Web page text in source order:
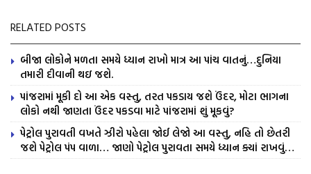
RELATED POSTS
બીજા લોકોને મળતા સમયે ધ્યાન રાખો માત્ર આ પાંચ વાતનું…દુનિયા
તમારી દીવાની થઇ જશે.
પાંજરામાં મૂકી દો આ એક વસ્તુ, તરત પકડાય જશે ઉંદર, મોટા ભાગના
લોકો નથી જાણતા ઉંદર પકડવા માટે પાંજરામાં શું મૂકવું?
પેટ્રોલ પુરાવતી વખતે ઝીરો પહેલા જોઈ લેજો આ વસ્તુ, નહિ તો છેતરી
જશે પેટ્રોલ પંપ વાળા… જાણો પેટ્રોલ પુરાવતા સમયે ધ્યાન ક્યાં રાખવું…